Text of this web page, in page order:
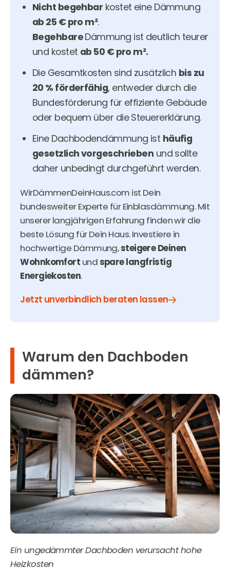
Nicht begehbar kostet eine Dämmung
ab 25 € pro m².
BegehbareDämmung ist deutlich teurer
und kostet ab 50 € pro m².
Die Gesamtkosten sind zusätzlich bis zu
20 % förderfähig, entweder durch die
Bundesförderung für effiziente Gebäude
oder bequem über die Steuererklärung.
Eine Dachbodendämmung ist häufig
gesetzlich vorgeschrieben und sollte
daher unbedingt durchgeführt werden.
WirDämmenDeinHaus.com ist Dein
bundesweiter Experte für Einblasdämmung. Mit
unserer langjährigen Erfahrung finden wir die
beste Lösung für Dein Haus. Investiere in
hochwertige Dämmung,steigere Deinen
Wohnkomfort undspare langfristig
Energiekosten.
Jetzt unverbindlich beraten lassen
Warum den Dachboden
dämmen?
Ein ungedämmter Dachboden verursacht hohe
Heizkosten